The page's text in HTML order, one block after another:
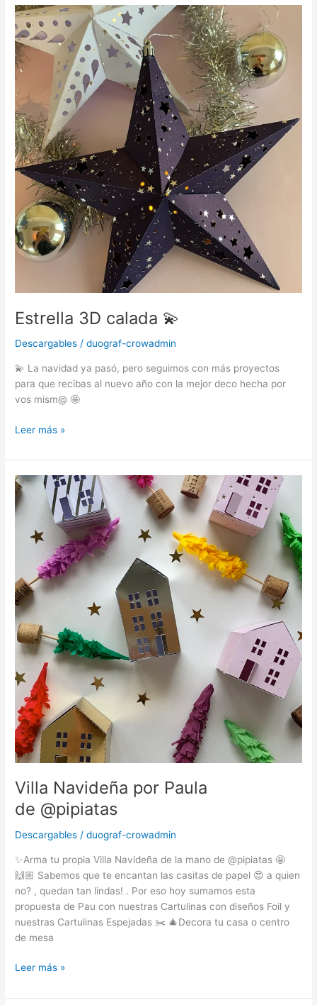
Estrella 3D calada 💫
Descargables /duograf-crowadmin
💫 La navidad ya pasó, pero seguimos con más proyectos
para que recibas al nuevo año con la mejor deco hecha por
vos mism@ 🤩
Estrella
3D
calada
💫
Leer más »
Villa Navideña por Paula
de @pipiatas
Descargables /duograf-crowadmin
✨Arma tu propia Villa Navideña de la mano de @pipiatas 🤩
🙌🏼 Sabemos que te encantan las casitas de papel 😍 a quien
no? , quedan tan lindas! . Por eso hoy sumamos esta
propuesta de Pau con nuestras Cartulinas con diseños Foil y
nuestras Cartulinas Espejadas ✂️ 🎄Decora tu casa o centro
de mesa
Villa
Navideña
por
Paula
de @pipiatas
Leer más »